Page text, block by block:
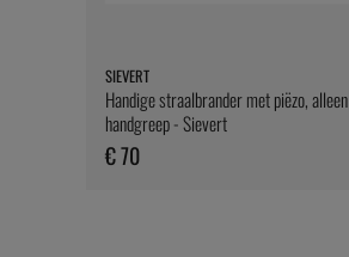
SIEVERT
Handige straalbrander met piëzo, alleen
handgreep - Sievert
€ 70